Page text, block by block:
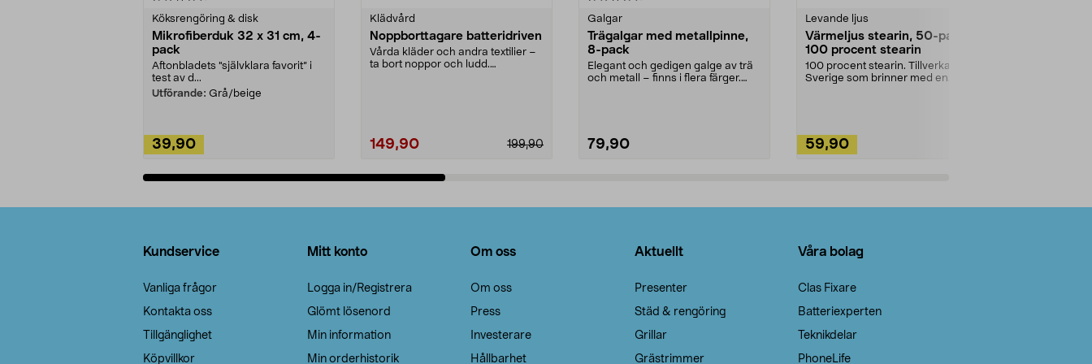
Köksrengöring & disk
Mikrofiberduk 32 x 31 cm, 4-
pack
Aftonbladets "självklara favorit” i
test av d...
Utförande: Grå/beige
39,90
Klädvård
Noppborttagare batteridriven
Vårda kläder och andra textilier –
ta bort noppor och ludd.
199,90
149,90
Galgar
Trägalgar med metallpinne,
8-pack
Elegant och gedigen galge av trä
och metall – finns i flera färger.
79,90
Levande ljus
Värmeljus stearin, 50-pack,
100 procent stearin
100 procent stearin. Tillverkade i
Sverige som brinner med en
59,90
Kundservice
Vanliga frågor
Kontakta oss
Tillgänglighet
Köpvillkor
Mitt konto
Logga in/Registrera
Glömt lösenord
Min information
Min orderhistorik
Om oss
Om oss
Press
Investerare
Hållbarhet
Aktuellt
Presenter
Städ & rengöring
Grillar
Grästrimmer
Våra bolag
Clas Fixare
Batteriexperten
Teknikdelar
PhoneLife